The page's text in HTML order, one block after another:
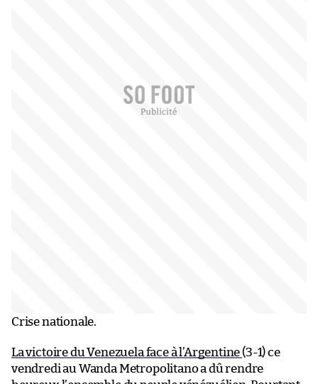
Crise nationale.
La victoire du Venezuela face à l’Argentine(3-1) ce
vendredi au Wanda Metropolitano a dû rendre